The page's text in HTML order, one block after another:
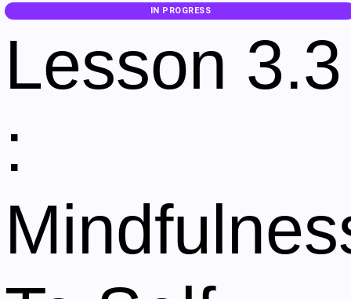
IN PROGRESS
Lesson 3.3
: